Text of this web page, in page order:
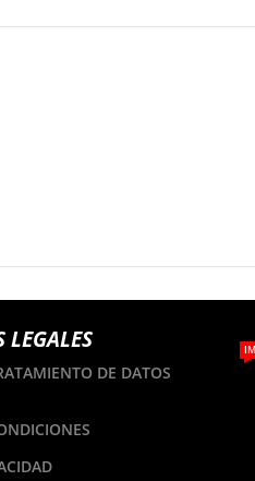
LEGALES
DE DATOS